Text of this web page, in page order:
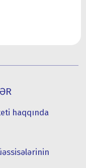
haqqında